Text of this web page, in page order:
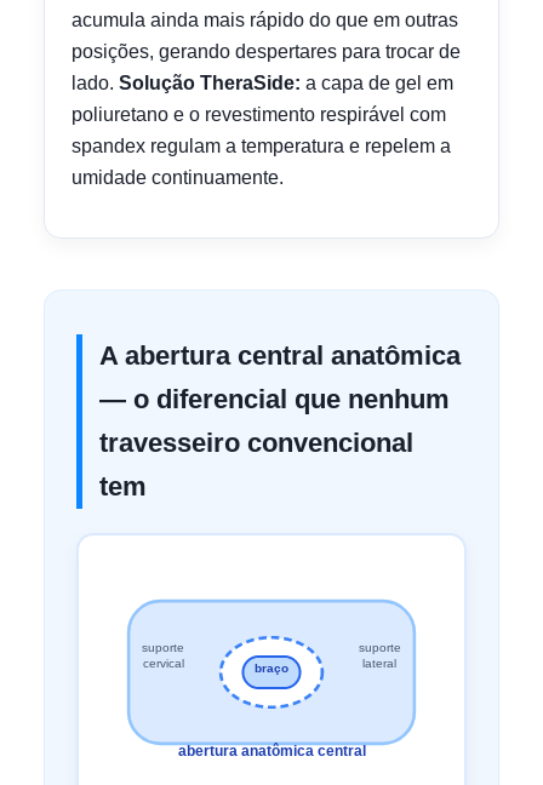
acumula ainda mais rápido do que em outras
posições, gerando despertares para trocar de
lado. Solução TheraSide: a capa de gel em
poliuretano e o revestimento respirável com
spandex regulam a temperatura e repelem a
umidade continuamente.
A abertura central anatômica
— o diferencial que nenhum
travesseiro convencional
tem
abertura anatômica central
braço
suporte
cervical
suporte
lateral